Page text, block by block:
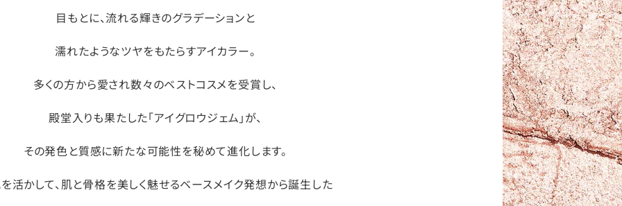
目もとに、流れる輝きのグラデーションと
濡れたようなツヤをもたらすアイカラー。
多くの方から愛され数々のベストコスメを受賞し、
殿堂入りも果たした「アイグロウジェム」が、
その発色と質感に新たな可能性を秘めて進化します。
活かして、肌と骨格を美しく魅せるベースメイク発想から誕生した